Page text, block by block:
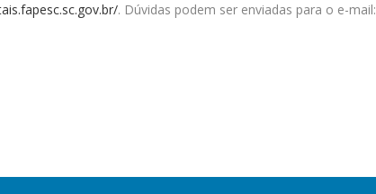
. Dúvidas podem ser enviadas para o e-mail: